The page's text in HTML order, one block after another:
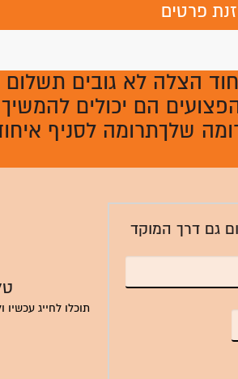
פרטים
הצלה לא גובים תשלום
הם יכולים
שלךתרומה לסניף
גם דרך המוקד
תוכלו לחייג